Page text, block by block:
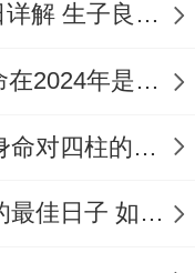
月初九 星期
当值，吉神庇
廿一，星期
农历甲辰龙年12月生子吉日详解 生子良辰的影响因素
辛金2024年财官年，辛金命在2024年是财官年还是财印年
八字中的胎命身是什么,胎身命对四柱的影响
2024年农历12月宝宝出生的最佳日子 如何挑选适合的吉日